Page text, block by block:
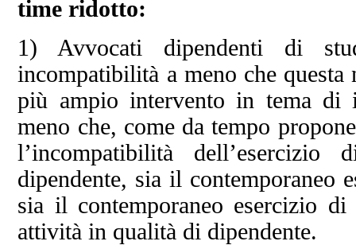
time ridotto:
1) Avvocati dipendenti di
incompatibilità a meno che
più ampio intervento in tema di
meno che, come da tempo
l’incompatibilità
dipendente, sia il contemporaneo
sia il contemporaneo esercizio
attività in qualità di dipendente.